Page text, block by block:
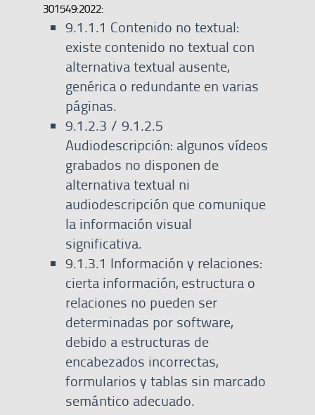
301549:2022:
9.1.1.1 Contenido no textual:
existe contenido no textual con
alternativa textual ausente,
genérica o redundante en varias
páginas.
9.1.2.3 / 9.1.2.5
Audiodescripción: algunos vídeos
grabados no disponen de
alternativa textual ni
audiodescripción que comunique
la información visual
significativa.
9.1.3.1 Información y relaciones:
cierta información, estructura o
relaciones no pueden ser
determinadas por software,
debido a estructuras de
encabezados incorrectas,
formularios y tablas sin marcado
semántico adecuado.